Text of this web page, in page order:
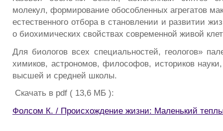
молекул, формирование обособленных агрегатов
естественного отбора в становлении и развитии
о биохимических свойствах современной живой
Для биологов всех специальностей, геологов»
химиков, астрономов, философов, историков
высшей и средней школы.
Скачать в pdf ( 13,6 МБ ):
Фолсом К. / Происхождение жизни: Маленький